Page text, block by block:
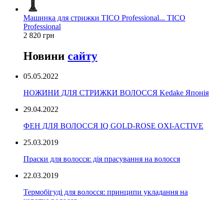
Машинка для стрижки TICO Professional... TICO
Professional
2 820 грн
Новини сайту
05.05.2022
НОЖИНИ ДЛЯ СТРИЖКИ ВОЛОССЯ Kedake Японія
29.04.2022
ФЕН ДЛЯ ВОЛОССЯ IQ GOLD-ROSE OXI-ACTIVE
25.03.2019
Праски для волосся: дія прасування на волосся
22.03.2019
Термобігуді для волосся: принципи укладання на